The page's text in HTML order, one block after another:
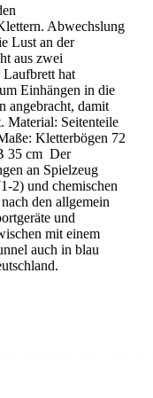
Abwechslung
Lust an der
aus zwei
hat
Einhängen in die
angebracht, damit
Material: Seitenteile
Kletterbögen 72
35 cm Der
an Spielzeug
2) und chemischen
den allgemein
und
mit einem
auch in blau